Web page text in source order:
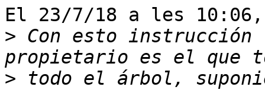
El 23/7/18 a les
> Con esto instrucción
> todo el árbol,